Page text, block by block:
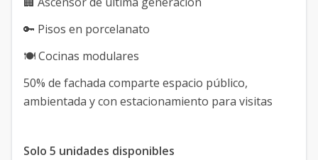
🔑 Pisos en porcelanato
🍽️ Cocinas modulares
50% de fachada comparte espacio público,
ambientada y con estacionamiento para visitas
Solo 5 unidades disponibles